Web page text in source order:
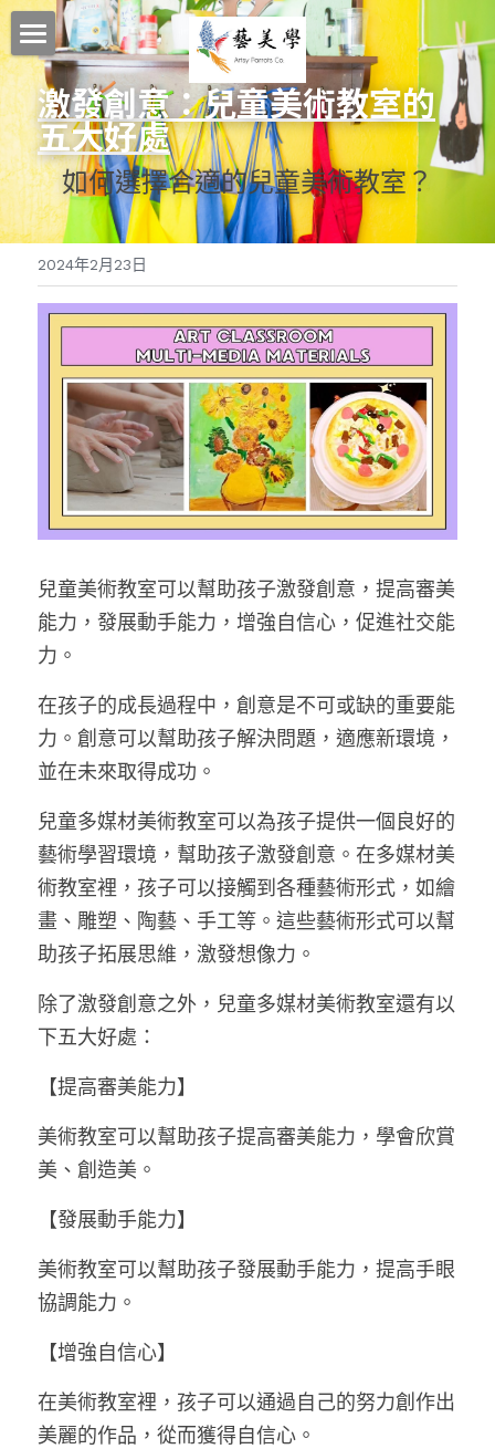
首頁
關於藝美學
我們的理念
藝美學師資團隊
藝美學舞蹈教室租借 專業環境設備介紹
探索更多
藝美學部落格社群媒體
按年齡選課
寶寶成長系列課程
幼兒課程
兒童課程
青少年課程
我們的教學系統
讓孩子愛上英語
CELT創意英語 - 探索英語學習的樂趣
ABC戲劇屋
全球教育英語教材的領航者
舞蹈課程
英國皇家芭蕾舞蹈教學系統
親子律動
音樂課程
藝美學音樂教學系統
最好的幼兒舞蹈基礎教育
藝美學寶寶FunFun音樂，1-3歲兒童音
樂啟蒙
動感AI教學系統
幼兒塗鴉/寶寶塗鴉
創藝美術教學系統
國內外冬夏令營
2026冬令營
多倫多生活藝術夏令營
過去國內營隊
2025夏令營
2024夏令營
2023夏令營
國小素養共學基地
放學後孩子最期待的地方在這裡
搜索
報名優惠體驗
激發創意：兒童美術教室的
五大好處
如何選擇合適的兒童美術教室？
2024年2月23日
兒童美術教室可以幫助孩子激發創意，提高審美
能力，發展動手能力，增強自信心，促進社交能
力。
在孩子的成長過程中，創意是不可或缺的重要能
力。創意可以幫助孩子解決問題，適應新環境，
並在未來取得成功。
兒童多媒材美術教室可以為孩子提供一個良好的
藝術學習環境，幫助孩子激發創意。在多媒材美
術教室裡，孩子可以接觸到各種藝術形式，如繪
畫、雕塑、陶藝、手工等。這些藝術形式可以幫
助孩子拓展思維，激發想像力。
除了激發創意之外，兒童多媒材美術教室還有以
下五大好處：
【提高審美能力】
美術教室可以幫助孩子提高審美能力，學會欣賞
美、創造美。
【發展動手能力】
美術教室可以幫助孩子發展動手能力，提高手眼
協調能力。
【增強自信心】
在美術教室裡，孩子可以通過自己的努力創作出
美麗的作品，從而獲得自信心。